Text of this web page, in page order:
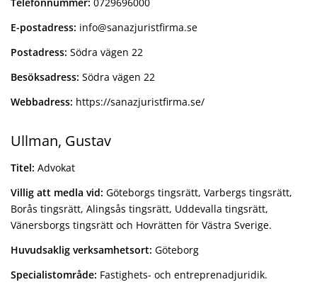
E-postadress: info@sanazjuristfirma.se
Postadress: Södra vägen 22
Besöksadress: Södra vägen 22
Webbadress: https://sanazjuristfirma.se/
Ullman, Gustav
Titel: Advokat
Villig att medla vid: Göteborgs tingsrätt, Varbergs tingsrätt,
Borås tingsrätt, Alingsås tingsrätt, Uddevalla tingsrätt,
Vänersborgs tingsrätt och Hovrätten för Västra Sverige.
Huvudsaklig verksamhetsort: Göteborg
Specialistområde: Fastighets- och entreprenadjuridik.